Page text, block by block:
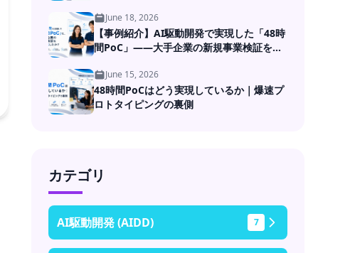
June 18, 2026
【事例紹介】AI駆動開発で実現した「48時
間PoC」――大手企業の新規事業検証を高
June 15, 2026
48時間PoCはどう実現しているか｜爆速プ
ロトタイピングの裏側
カテゴリ
AI駆動開発 (AIDD) 7